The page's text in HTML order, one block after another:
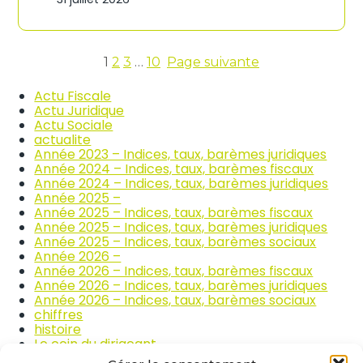
c
m
e
l
a
r
p
a
r
t
i
o
u
n
i
e
r
i
x
d
e
s
p
r
o
d
u
i
s
1 2 3 … 10 Page suivante
Actu Fiscale
Actu Juridique
Actu Sociale
actualite
Année 2023 – Indices, taux, barèmes juridiques
Année 2024 – Indices, taux, barèmes fiscaux
Année 2024 – Indices, taux, barèmes juridiques
Année 2025 –
Année 2025 – Indices, taux, barèmes fiscaux
Année 2025 – Indices, taux, barèmes juridiques
Année 2025 – Indices, taux, barèmes sociaux
Année 2026 –
Année 2026 – Indices, taux, barèmes fiscaux
Année 2026 – Indices, taux, barèmes juridiques
Année 2026 – Indices, taux, barèmes sociaux
chiffres
histoire
Le coin du dirigeant